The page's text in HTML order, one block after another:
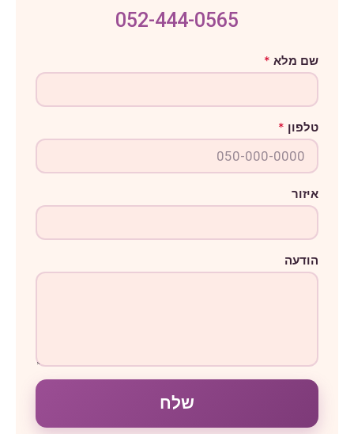
052-444-0565
שם מלא * מ
ל
ם
ו
ד
ה
טלפון *
איזור
הודעה
שלח